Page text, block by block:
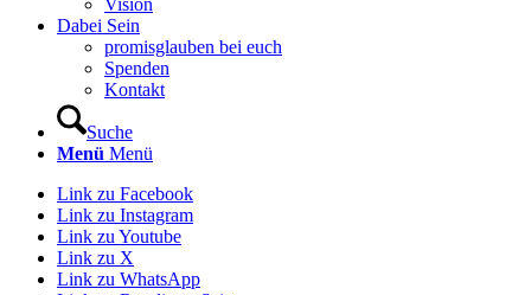
Vision
Dabei Sein
promisglauben bei euch
Spenden
Kontakt
Suche
Menü Menü
Link zu Facebook
Link zu Instagram
Link zu Youtube
Link zu X
Link zu WhatsApp